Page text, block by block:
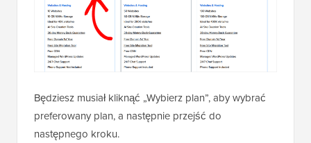
Będziesz musiał kliknąć „Wybierz plan”, aby wybrać
preferowany plan, a następnie przejść do
następnego kroku.